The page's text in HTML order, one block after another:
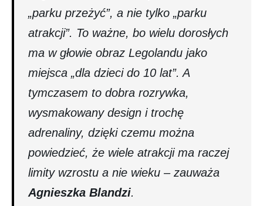
„parku przeżyć”, a nie tylko „parku
atrakcji”. To ważne, bo wielu dorosłych
ma w głowie obraz Legolandu jako
miejsca „dla dzieci do 10 lat”. A
tymczasem to dobra rozrywka,
wysmakowany design i trochę
adrenaliny, dzięki czemu można
powiedzieć, że wiele atrakcji ma raczej
limity wzrostu a nie wieku – zauważa
Agnieszka Blandzi.